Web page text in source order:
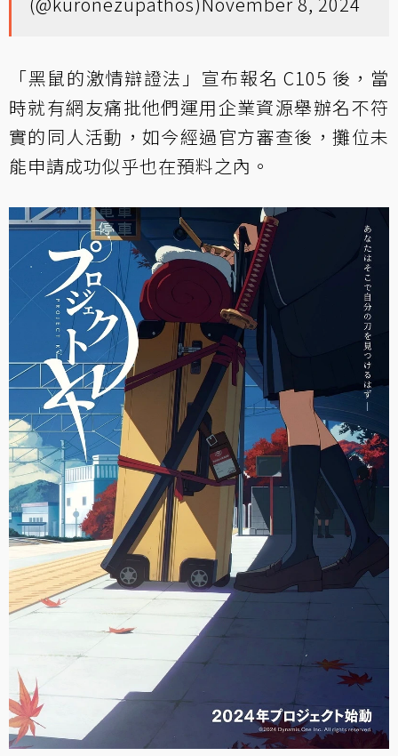
「黑鼠的激情辯證法」宣布報名 C105 後，當
時就有網友痛批他們運用企業資源舉辦名不符
實的同人活動，如今經過官方審查後，攤位未
能申請成功似乎也在預料之內。